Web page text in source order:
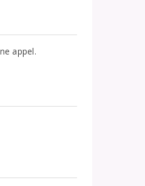
appel.